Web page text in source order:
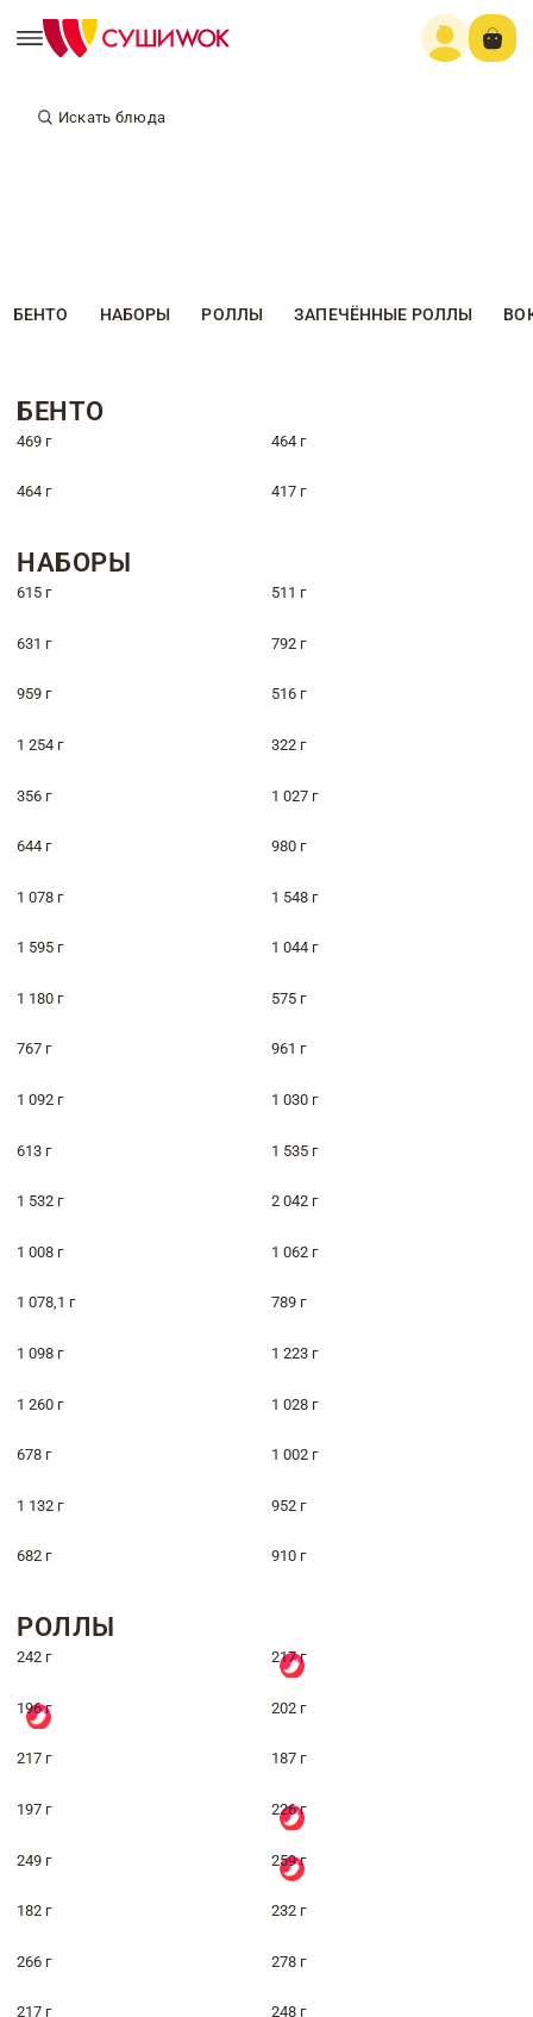
Искать блюда
БЕНТО НАБОРЫ РОЛЛЫ ЗАПЕЧЁННЫЕ РОЛЛЫ
БЕНТО
469 г 464 г
464 г 417 г
НАБОРЫ
615 г 511 г
631 г 792 г
959 г 516 г
1 254 г 322 г
356 г 1 027 г
644 г 980 г
1 078 г 1 548 г
1 595 г 1 044 г
1 180 г 575 г
767 г 961 г
1 092 г 1 030 г
613 г 1 535 г
1 532 г 2 042 г
1 008 г 1 062 г
1 078,1 г 789 г
1 098 г 1 223 г
1 260 г 1 028 г
678 г 1 002 г
1 132 г 952 г
682 г 910 г
РОЛЛЫ
242 г 217 г
196 г 202 г
217 г 187 г
197 г 226 г
249 г 259 г
182 г 232 г
266 г 278 г
217 г 248 г